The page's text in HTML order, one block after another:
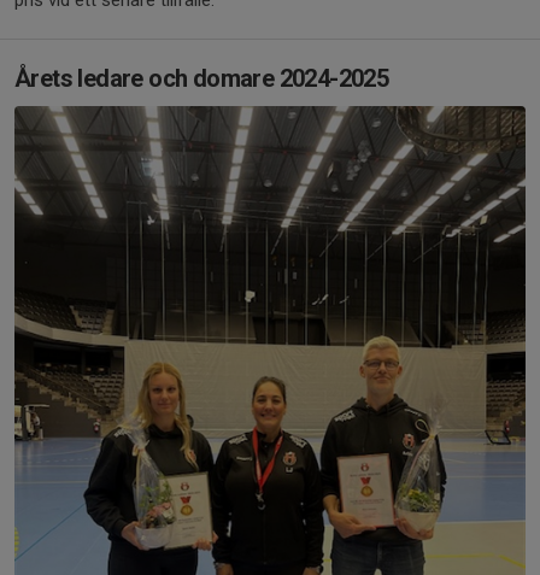
Årets ledare och domare 2024-2025